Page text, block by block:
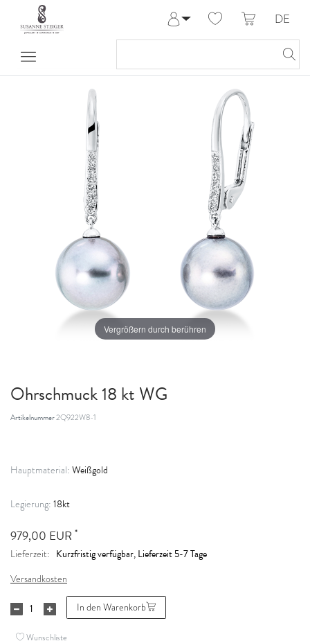
Anmelden
Meine Bestellungen
Hilfe & Kontakt
DE
Vergrößern durch berühren
Ohrschmuck 18 kt WG
Artikelnummer2Q922W8-1
Hauptmaterial: Weißgold
Legierung: 18kt
979,00 EUR *
Lieferzeit: Kurzfristig verfügbar, Lieferzeit 5-7 Tage
Versandkosten
In den Warenkorb
Wunschliste